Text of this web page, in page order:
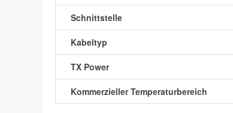
Schnittstelle
Kabeltyp
TX Power
Kommerzieller Temperaturbereich